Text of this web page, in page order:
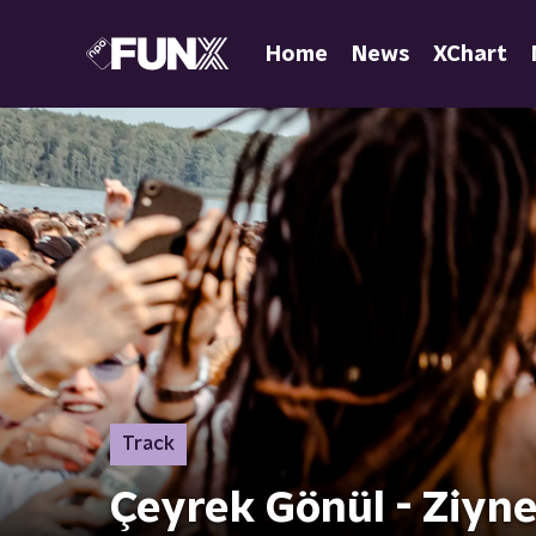
Home News XChart
Track
Çeyrek Gönül -